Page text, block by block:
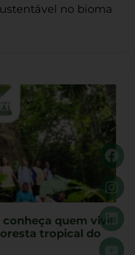
no bioma
quem vive
tropical do